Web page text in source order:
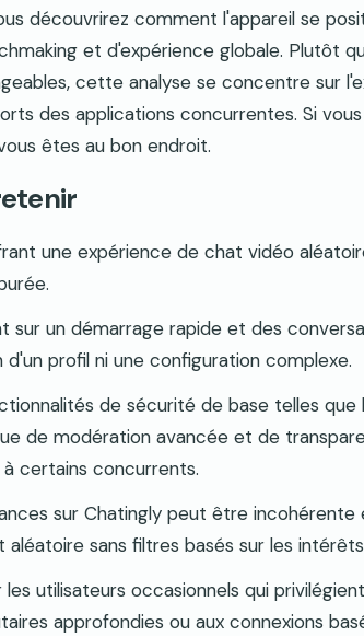
découvrirez comment l'appareil se
et d'expérience globale. Plutôt
cette analyse se concentre sur
des applications concurrentes. Si
êtes au bon endroit.
une expérience de chat vidéo
un démarrage rapide et des
profil ni une configuration complexe.
de sécurité de base telles
de modération avancée et de
certains concurrents.
sur Chatingly peut être incohérente
sans filtres basés sur les
utilisateurs occasionnels qui
approfondies ou aux connexions